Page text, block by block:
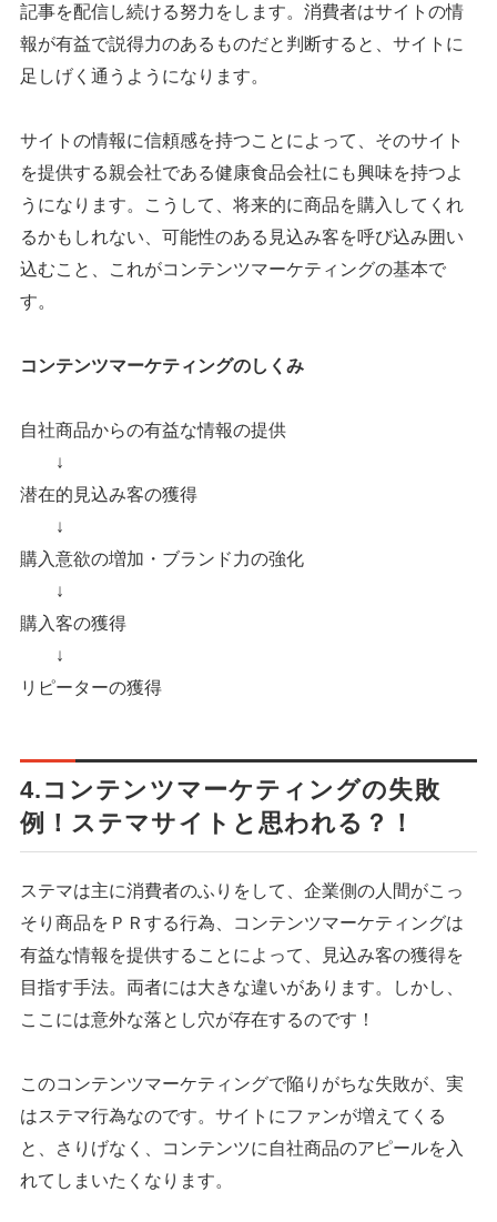
記事を配信し続ける努力をします。消費者はサイトの情
報が有益で説得力のあるものだと判断すると、サイトに
足しげく通うようになります。
サイトの情報に信頼感を持つことによって、そのサイト
を提供する親会社である健康食品会社にも興味を持つよ
うになります。
こうして、将来的に商品を購入してくれ
るかもしれない、可能性のある見込み客を呼び込み囲い
込むこと、これがコンテンツマーケティングの基本で
す。
コンテンツマーケティングのしくみ
自社商品からの有益な情報の提供
↓
潜在的見込み客の獲得
↓
購入意欲の増加・ブランド力の強化
↓
購入客の獲得
↓
リピーターの獲得
4.コンテンツマーケティングの失敗
例！ステマサイトと思われる？！
ステマは主に消費者のふりをして、企業側の人間がこっ
そり商品をＰＲする行為、コンテンツマーケティングは
有益な情報を提供することによって、見込み客の獲得を
目指す手法。両者には大きな違いがあります。しかし、
ここには意外な落とし穴が存在するのです！
このコンテンツマーケティングで陥りがちな失敗が、実
はステマ行為なのです。サイトにファンが増えてくる
と、さりげなく、コンテンツに自社商品のアピールを入
れてしまいたくなります。